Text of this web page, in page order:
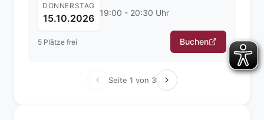
DONNERSTAG
15.10.2026 19:00 - 20:30 Uhr
5 Plätze frei Buchen
Seite 1 von 3